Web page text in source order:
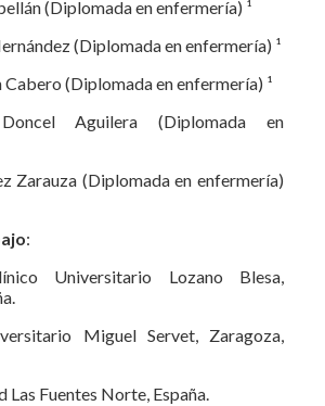
(Diplomada en enfermería) ¹
(Diplomada en enfermería) ¹
(Diplomada en enfermería) ¹
Aguilera (Diplomada en
Zarauza (Diplomada en enfermería)
:
Universitario Lozano Blesa,
Miguel Servet, Zaragoza,
Las Fuentes Norte, España.